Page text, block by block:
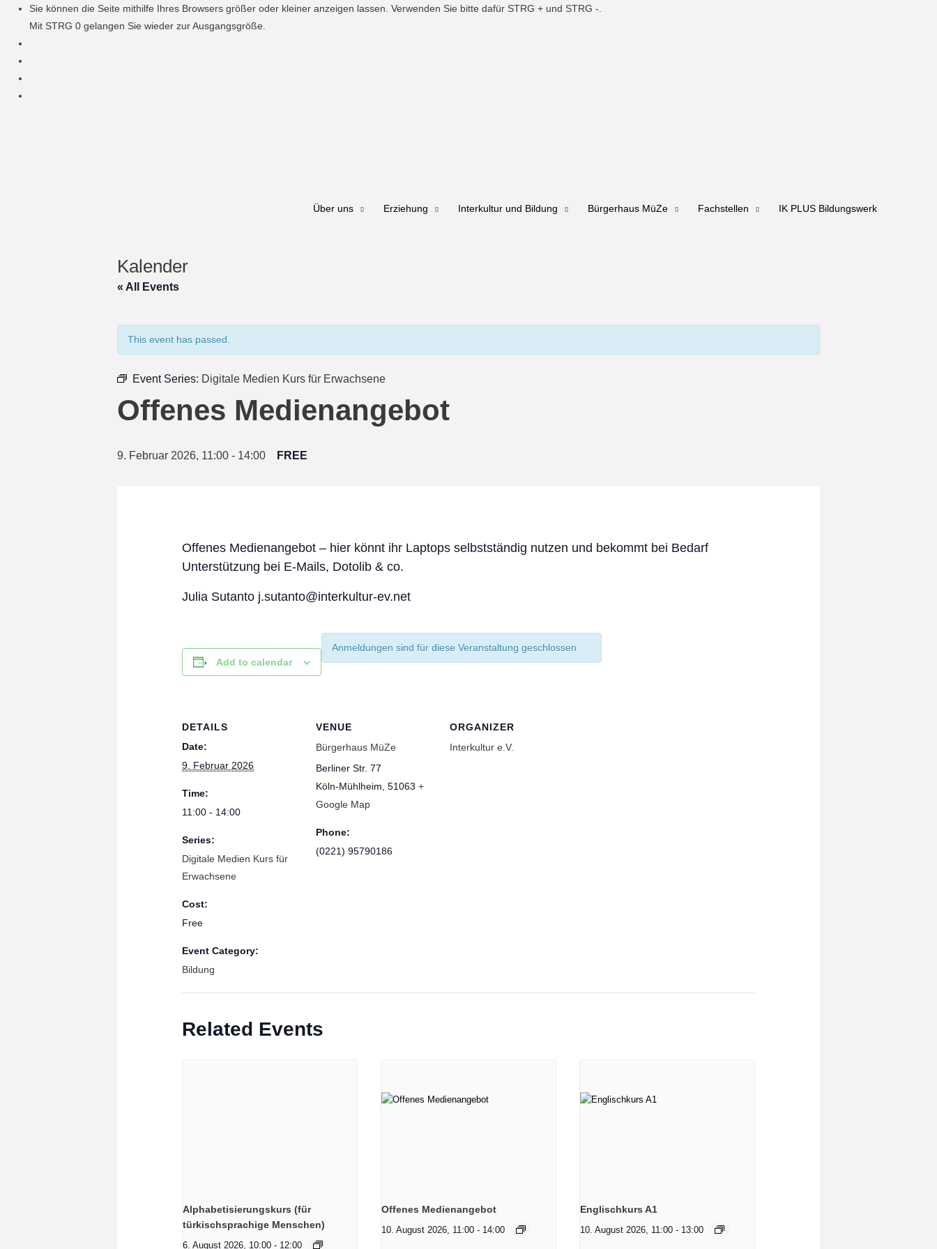
Sie können die Seite mithilfe Ihres Browsers größer oder kleiner anzeigen lassen. Verwenden Sie bitte dafür STRG + und STRG -.
Mit STRG 0 gelangen Sie wieder zur Ausgangsgröße.
Über uns Erziehung Interkultur und Bildung Bürgerhaus MüZe Fachstellen IK PLUS Bildungswerk
Kalender
« All Events
This event has passed.
Event Series: Digitale Medien Kurs für Erwachsene
Offenes Medienangebot
9. Februar 2026, 11:00 - 14:00 FREE
Offenes Medienangebot – hier könnt ihr Laptops selbstständig nutzen und bekommt bei Bedarf
Unterstützung bei E-Mails, Dotolib & co.
Julia Sutanto j.sutanto@interkultur-ev.net
Add to calendar
DETAILS
Date:
9. Februar 2026
Time:
11:00 - 14:00
Series:
Digitale Medien Kurs für
Erwachsene
Cost:
Free
Event Category:
Bildung
VENUE
Bürgerhaus MüZe
Berliner Str. 77
Köln-Mühlheim 51063 +
Google Map
Phone:
(0221) 95790186
ORGANIZER
Interkultur e.V.
Anmeldungen sind für diese Veranstaltung geschlossen
Related Events
Alphabetisierungskurs (für
türkischsprachige Menschen)
6. August 2026, 10:00 - 12:00
Offenes Medienangebot
10. August 2026, 11:00 - 14:00
Englischkurs A1
10. August 2026, 11:00 - 13:00